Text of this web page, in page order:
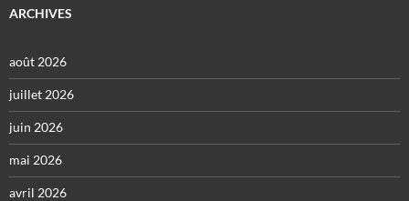
ARCHIVES
août 2026
juillet 2026
juin 2026
mai 2026
avril 2026